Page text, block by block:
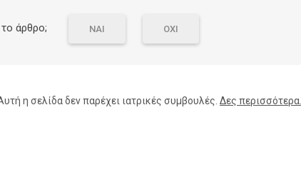
άρθρο; ΝΑΙ ΟΧΙ
η σελίδα δεν παρέχει ιατρικές συμβουλές. Δες περισσότερα.